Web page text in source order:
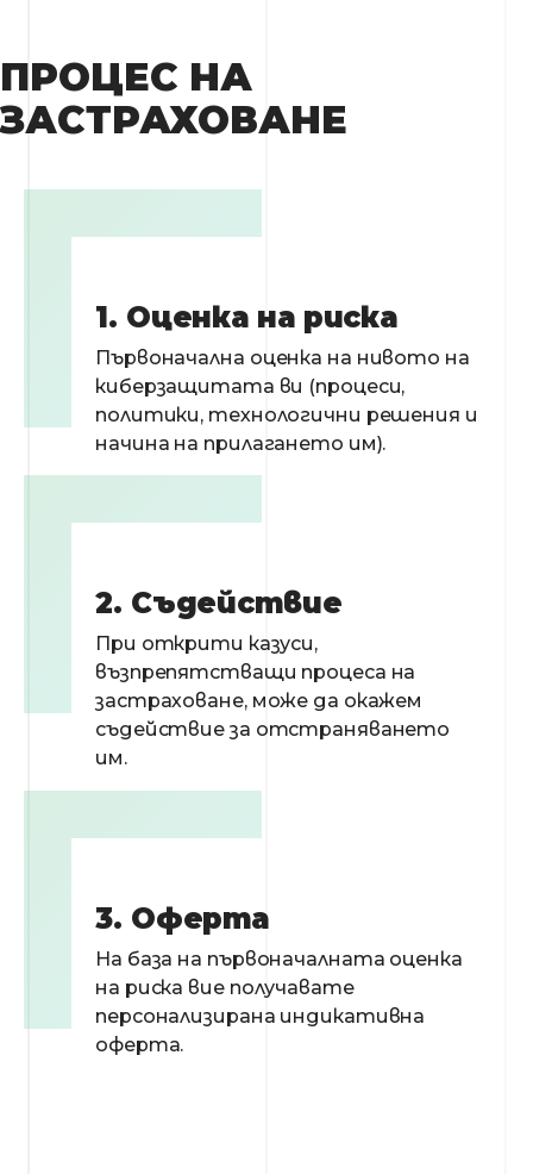
ПРОЦЕС НА
ЗАСТРАХОВАНЕ
1. Оценка на риска
Първоначална оценка на нивото на
киберзащитата ви (процеси,
политики, технологични решения и
начина на прилагането им).
2. Съдействие
При открити казуси,
възпрепятстващи процеса на
застраховане, може да окажем
съдействие за отстраняването
им.
3. Оферта
На база на първоначалната оценка
на риска вие получавате
персонализирана индикативна
оферта.